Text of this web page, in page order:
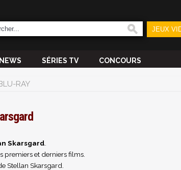
JEUX
NEWS SÉRIES TV CONCOURS
RAY
Skarsgard
premiers et derniers films.
Stellan Skarsgard.